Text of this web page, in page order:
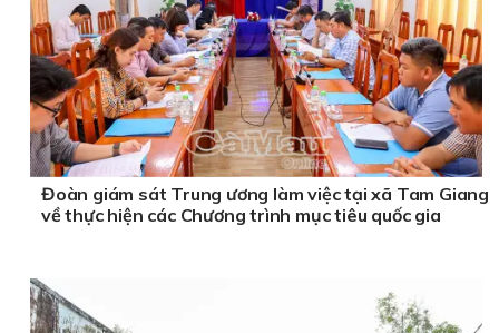
Đoàn giám sát Trung ương làm việc tại xã Tam Giang
về thực hiện các Chương trình mục tiêu quốc gia